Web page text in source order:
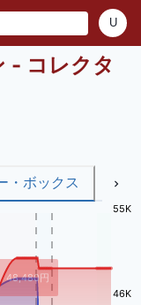
U
- コレクタ
・ボックス バ
46K
55K
48,480円